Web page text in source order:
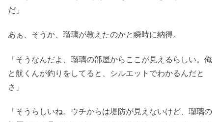
だ」
あぁ、そうか、瑠璃が教えたのかと瞬時に納得。
「そうなんだよ、瑠璃の部屋からここが見えるらしい。俺
と航くんが釣りをしてると、シルエットでわかるんだと
さ」
「そうらしいね。ウチからは堤防が見えないけど、瑠璃の